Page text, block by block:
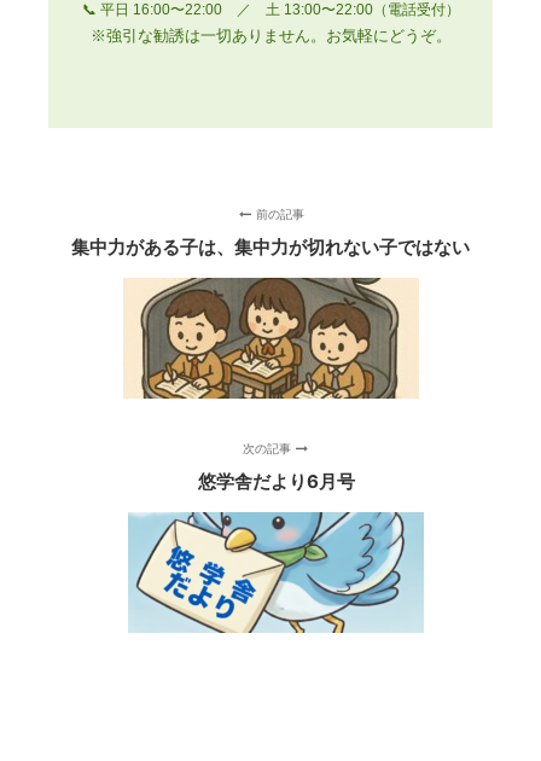
📞 平日 16:00〜22:00 ／ 土 13:00〜22:00（電話受付）
※強引な勧誘は一切ありません。お気軽にどうぞ。
前の記事
集中力がある子は、集中力が切れない子ではない
次の記事
悠学舎だより6月号